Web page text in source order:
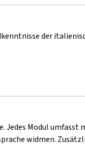
der
Jedes Modul umfasst
widmen.